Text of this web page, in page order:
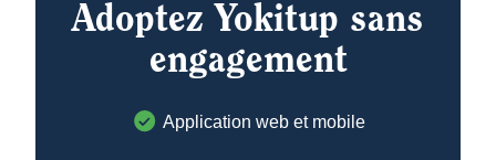
Adoptez Yokitup sans
engagement
Application web et mobile